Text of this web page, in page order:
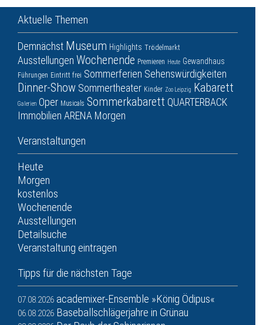
Aktuelle Themen
Demnächst Museum Highlights Trödelmarkt
Ausstellungen Wochenende Premieren Heute Gewandhaus
Führungen Eintritt frei Sommerferien Sehenswürdigkeiten
Dinner-Show Sommertheater Kinder Zoo Leipzig Kabarett
Galerien Oper Musicals Sommerkabarett QUARTERBACK
Immobilien ARENA Morgen
Veranstaltungen
Heute
Morgen
kostenlos
Wochenende
Ausstellungen
Detailsuche
Veranstaltung eintragen
Tipps für die nächsten Tage
07.08.2026 academixer-Ensemble »König Ödipus«
06.08.2026 Baseballschlägerjahre in Grünau